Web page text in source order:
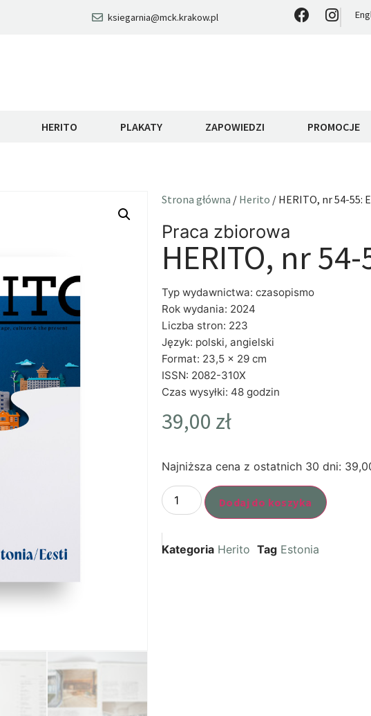
ksiegarnia@mck.krakow.pl
HERITO PLAKATY ZAPOWIEDZI PROMOCJE
Strona główna / Herito / HERITO, nr 54-55:
Praca zbiorowa
HERITO, nr
Typ wydawnictwa: czasopismo
Rok wydania: 2024
Liczba stron: 223
Język: polski, angielski
Format: 23,5 x 29 cm
ISSN: 2082-310X
Czas wysyłki: 48 godzin
39,00 zł
Najniższa cena z ostatnich 30 dni:
Dodaj do koszyka
Kategoria Herito Tag Estonia